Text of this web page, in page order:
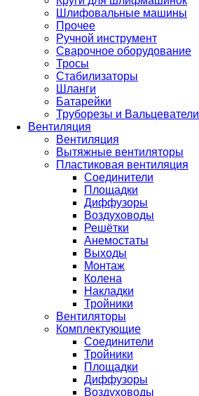
Шлифовальные машины
Прочее
Ручной инструмент
Сварочное оборудование
Тросы
Стабилизаторы
Шланги
Батарейки
Труборезы и Вальцеватели
Вентиляция
Вентиляция
Вытяжные вентиляторы
Пластиковая вентиляция
Соединители
Площадки
Диффузоры
Воздуховоды
Решётки
Анемостаты
Выходы
Монтаж
Колена
Накладки
Тройники
Вентиляторы
Комплектующие
Соединители
Тройники
Площадки
Диффузоры
Воздуховоды